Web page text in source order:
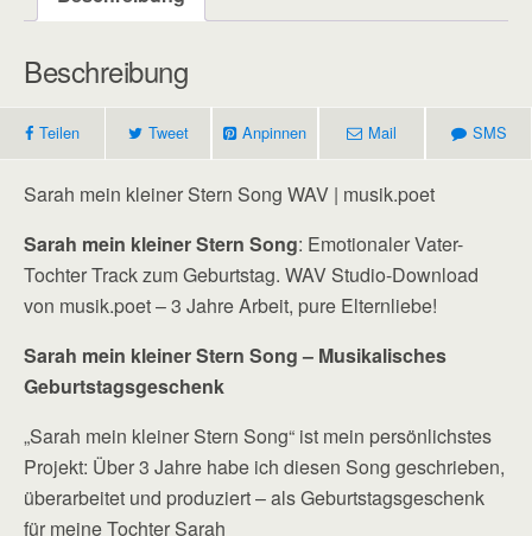
Beschreibung
Teilen Tweet Anpinnen Mail SMS
Sarah mein kleiner Stern Song WAV | musik.poet
Sarah mein kleiner Stern Song: Emotionaler Vater-
Tochter Track zum Geburtstag. WAV Studio-Download
von musik.poet – 3 Jahre Arbeit, pure Elternliebe!
Sarah mein kleiner Stern Song – Musikalisches
Geburtstagsgeschenk
„Sarah mein kleiner Stern Song“ ist mein persönlichstes
Projekt: Über 3 Jahre habe ich diesen Song geschrieben,
überarbeitet und produziert – als Geburtstagsgeschenk
für meine Tochter Sarah